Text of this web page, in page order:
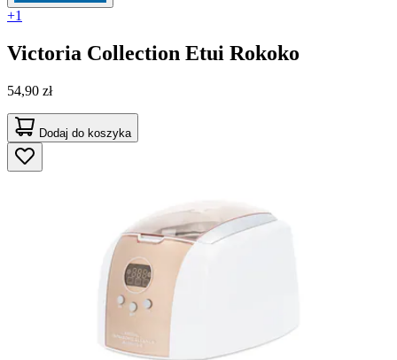
+1
Victoria Collection Etui Rokoko
54,90 zł
Dodaj do koszyka